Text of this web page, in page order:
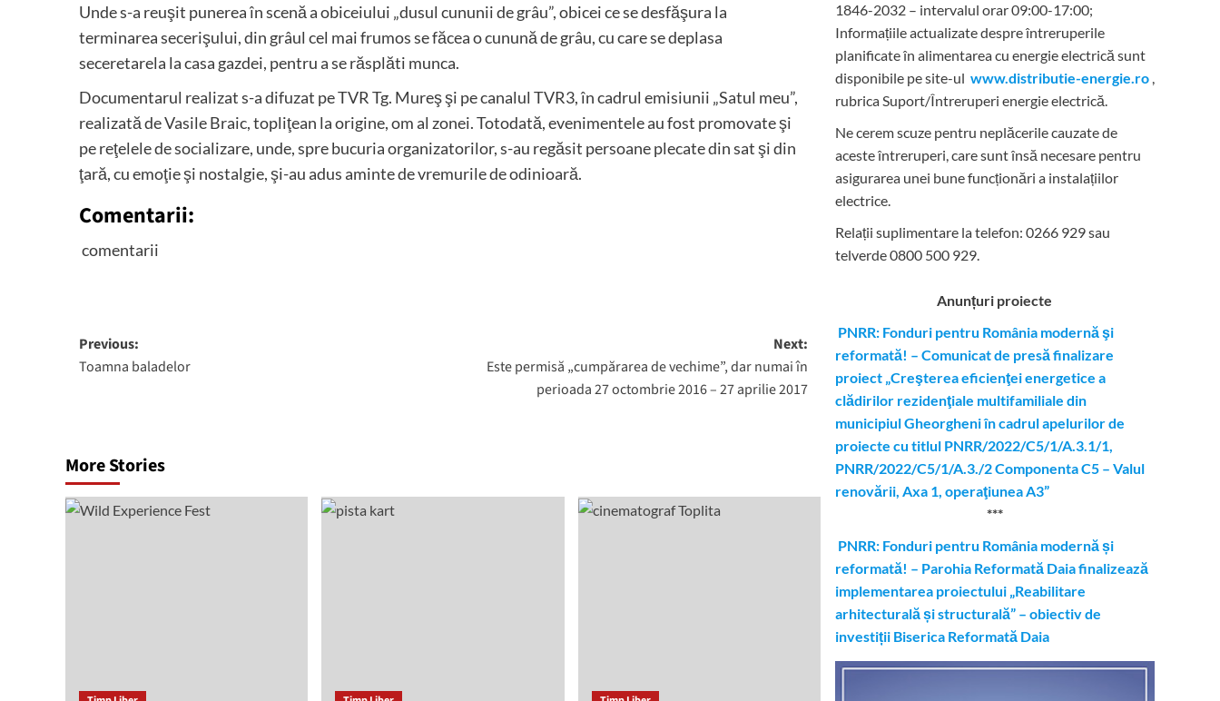
Unde s-a reuşit punerea în scenă a obiceiului „dusul cununii de grâu”, obicei ce se desfăşura la
terminarea secerişului, din grâul cel mai frumos se făcea o cunună de grâu, cu care se deplasa
seceretarela la casa gazdei, pentru a se răsplăti munca.
Documentarul realizat s-a difuzat pe TVR Tg. Mureş şi pe canalul TVR3, în cadrul emisiunii „Satul meu”,
realizată de Vasile Braic, topliţean la origine, om al zonei. Totodată, evenimentele au fost promovate şi
pe reţelele de socializare, unde, spre bucuria organizatorilor, s-au regăsit persoane plecate din sat şi din
ţară, cu emoţie şi nostalgie, şi-au adus aminte de vremurile de odinioară.
Comentarii:
comentarii
Post
navigation
Previous:
Toamna baladelor
Next:
Este permisă „cumpărarea de vechime”, dar numai în
perioada 27 octombrie 2016 – 27 aprilie 2017
More Stories
1846-2032 – intervalul orar 09:00-17:00;
Informațiile actualizate despre întreruperile
planificate în alimentarea cu energie electrică sunt
disponibile pe site-ul www.distributie-energie.ro ,
rubrica Suport/Întreruperi energie electrică.
Ne cerem scuze pentru neplăcerile cauzate de
aceste întreruperi, care sunt însă necesare pentru
asigurarea unei bune funcționări a instalațiilor
electrice.
Relații suplimentare la telefon: 0266 929 sau
telverde 0800 500 929.
Anunțuri proiecte
PNRR: Fonduri pentru România modernă şi
reformată! – Comunicat de presă finalizare
proiect „Creşterea eficienţei energetice a
clădirilor rezidenţiale multifamiliale din
municipiul Gheorgheni în cadrul apelurilor de
proiecte cu titlul PNRR/2022/C5/1/A.3.1/1,
PNRR/2022/C5/1/A.3./2 Componenta C5 – Valul
renovării, Axa 1, operaţiunea A3”
***
PNRR: Fonduri pentru România modernă și
reformată! – Parohia Reformată Daia finalizează
implementarea proiectului „Reabilitare
arhitecturală și structurală” – obiectiv de
investiții Biserica Reformată Daia